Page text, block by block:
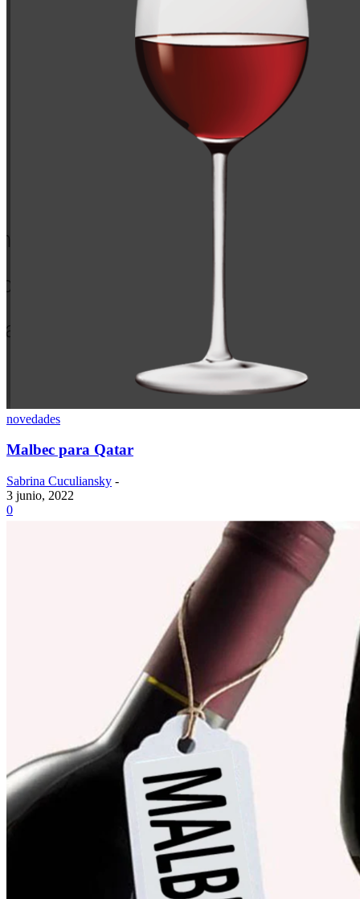
novedades
Malbec para Qatar
Sabrina Cuculiansky -
3 junio, 2022
0